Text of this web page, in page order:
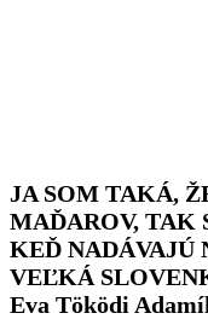
JA SOM TAKÁ,
MAĎAROV,
KEĎ NADÁVAJÚ
VEĽKÁ
Eva Töködi